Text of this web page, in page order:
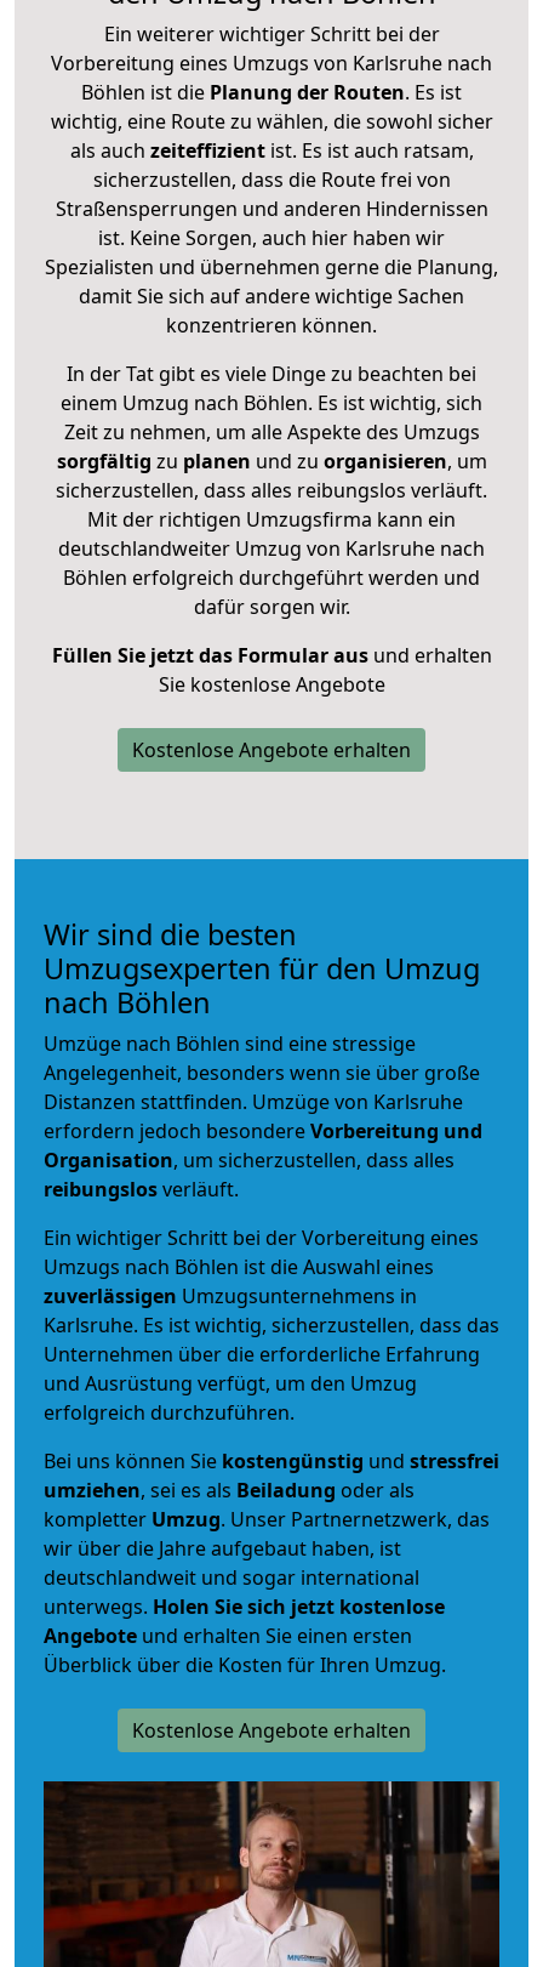
Ein weiterer wichtiger Schritt bei der
Vorbereitung eines Umzugs von Karlsruhe nach
Böhlen ist die Planung der Routen. Es ist
wichtig, eine Route zu wählen, die sowohl sicher
als auch zeiteffizientist. Es ist auch ratsam,
sicherzustellen, dass die Route frei von
Straßensperrungen und anderen Hindernissen
ist. Keine Sorgen, auch hier haben wir
Spezialisten und übernehmen gerne die Planung,
damit Sie sich auf andere wichtige Sachen
konzentrieren können.
In der Tat gibt es viele Dinge zu beachten bei
einem Umzug nach Böhlen. Es ist wichtig, sich
Zeit zu nehmen, um alle Aspekte des Umzugs
sorgfältig zu planen und zu organisieren, um
sicherzustellen, dass alles reibungslos verläuft.
Mit der richtigen Umzugsfirma kann ein
deutschlandweiter Umzug von Karlsruhe nach
Böhlen erfolgreich durchgeführt werden und
dafür sorgen wir.
Füllen Sie jetzt das Formular ausund erhalten
Sie kostenlose Angebote
Kostenlose Angebote erhalten
Wir sind die besten
Umzugsexperten für den Umzug
nach Böhlen
Umzüge nach Böhlen sind eine stressige
Angelegenheit, besonders wenn sie über große
Distanzen stattfinden. Umzüge von Karlsruhe
erfordern jedoch besondereVorbereitung und
Organisation, um sicherzustellen, dass alles
reibungslosverläuft.
Ein wichtiger Schritt bei der Vorbereitung eines
Umzugs nach Böhlen ist die Auswahl eines
zuverlässigen Umzugsunternehmens in
Karlsruhe. Es ist wichtig, sicherzustellen, dass das
Unternehmen über die erforderliche Erfahrung
und Ausrüstung verfügt, um den Umzug
erfolgreich durchzuführen.
Bei uns können Sie kostengünstig und stressfrei
umziehen, sei es als Beiladung oder als
kompletter Umzug. Unser Partnernetzwerk, das
wir über die Jahre aufgebaut haben, ist
deutschlandweit und sogar international
unterwegs. Holen Sie sich jetzt kostenlose
Angebote und erhalten Sie einen ersten
Überblick über die Kosten für Ihren Umzug.
Kostenlose Angebote erhalten